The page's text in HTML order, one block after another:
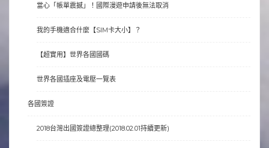
當心「帳單震撼」！國際漫遊申請後無法取消
我的手機適合什麼【SIM卡大小】？
【超實用】世界各國國碼
世界各國插座及電壓一覽表
各國簽證
2018台灣出國簽證總整理(2018.02.01持續更新)